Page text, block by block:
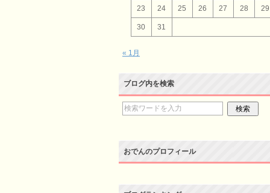
23 24 25 26 27 28 29
30 31
« 1月
ブログ内を検索
おでんのプロフィール